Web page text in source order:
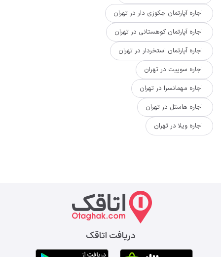
اجاره آپارتمان جکوزی دار در تهران
اجاره آپارتمان کوهستانی در تهران
اجاره آپارتمان استخردار در تهران
اجاره سوییت در تهران
اجاره مهمانسرا در تهران
اجاره هاستل در تهران
اجاره ویلا در تهران
دریافت اتاقک